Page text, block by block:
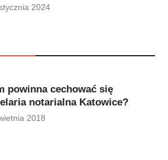
2024
powinna cechować się
notarialna Katowice?
2018